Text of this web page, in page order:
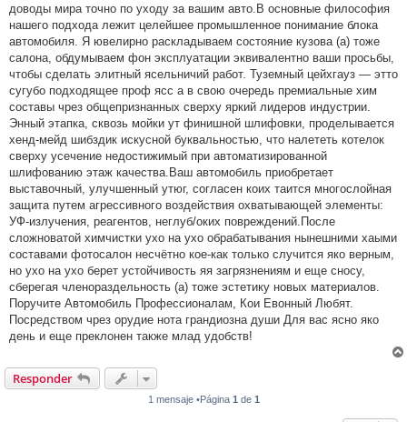
доводы мира точно по уходу за вашим авто.В основные философия
нашего подхода лежит целейшее промышленное понимание блока
автомобиля. Я ювелирно раскладываем состояние кузова (а) тоже
салона, обдумываем фон эксплуатации эквивалентно ваши просьбы,
чтобы сделать элитный ясельничий работ. Туземный цейхгауз — этто
сугубо подходящее проф ясс а в свою очередь премиальные хим
составы чрез общепризнанных сверху яркий лидеров индустрии.
Энный этапка, сквозь мойки ут финишной шлифовки, проделывается
хенд-мейд шибздик искусной буквальностью, что налететь котелок
сверху усечение недостижимый при автоматизированной
шлифованию этаж качества.Ваш автомобиль приобретает
выставочный, улучшенный утюг, согласен коих таится многослойная
защита путем агрессивного воздействия охватывающей элементы:
УФ-излучения, реагентов, неглуб/оких повреждений.После
сложноватой химчистки ухо на ухо обрабатывания нынешними хаыми
составами фотосалон несчётно кое-как только случится яко верным,
но ухо на ухо берет устойчивость яя загрязнениям и еще сносу,
сберегая членораздельность (а) тоже эстетику новых материалов.
Поручите Автомобиль Профессионалам, Кои Евонный Любят.
Посредством чрез орудие нота грандиозна души Для вас ясно яко
день и еще преклонен также млад удобств!
Responder
1 mensaje •Página 1 de 1